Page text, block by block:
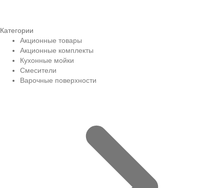
Категории
Акционные товары
Акционные комплекты
Кухонные мойки
Смесители
Варочные поверхности